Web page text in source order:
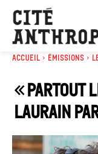
Accueil Émissions
« Partout
Laurain